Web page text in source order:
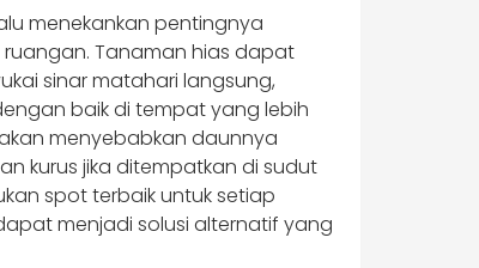
menekankan pentingnya
Tanaman hias dapat
sinar matahari langsung,
baik di tempat yang lebih
menyebabkan daunnya
kurus jika ditempatkan di sudut
spot terbaik untuk setiap
menjadi solusi alternatif yang